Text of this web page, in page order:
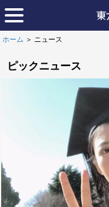
ホーム ＞ ニュース
ピックニュース